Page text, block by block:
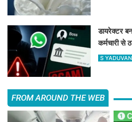
डायरेक्टर
कर्मचारी से
ने दिमाग
S
FROM AROUND THE WEB